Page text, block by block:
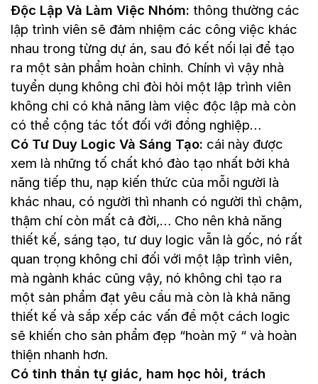
Độc Lập Và Làm Việc Nhóm: thông thường các
lập trình viên sẽ đảm nhiệm các công việc khác
nhau trong từng dự án, sau đó kết nối lại để tạo
ra một sản phẩm hoàn chỉnh. Chính vì vậy nhà
tuyển dụng không chỉ đòi hỏi một lập trình viên
không chỉ có khả năng làm việc độc lập mà còn
có thể cộng tác tốt đối với đồng nghiệp…
Có Tư Duy Logic Và Sáng Tạo: cái này được
xem là những tố chất khó đào tạo nhất bởi khả
năng tiếp thu, nạp kiến thức của mỗi người là
khác nhau, có người thì nhanh có người thì chậm,
thậm chí còn mất cả đời,… Cho nên khả năng
thiết kế, sáng tạo, tư duy logic vẫn là gốc, nó rất
quan trọng không chỉ đối với một lập trình viên,
mà ngành khác cũng vậy, nó không chỉ tạo ra
một sản phẩm đạt yêu cầu mà còn là khả năng
thiết kế và sắp xếp các vấn đề một cách logic
sẽ khiến cho sản phẩm đẹp “hoàn mỹ “ và hoàn
thiện nhanh hơn.
Có tinh thần tự giác, ham học hỏi, trách